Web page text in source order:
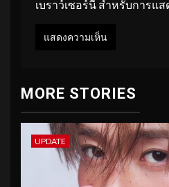
เบราว์เซอร์นี้ สำหรับการแ
MORE STORIES
UPDATE